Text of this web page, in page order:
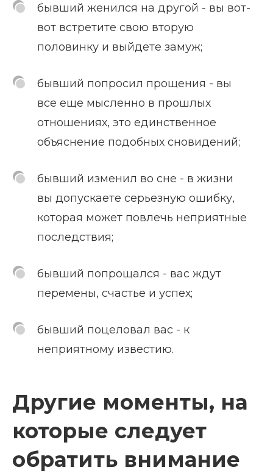
бывший женился на другой - вы вот-
вот встретите свою вторую
половинку и выйдете замуж;
бывший попросил прощения - вы
все еще мысленно в прошлых
отношениях, это единственное
объяснение подобных сновидений;
бывший изменил во сне - в жизни
вы допускаете серьезную ошибку,
которая может повлечь неприятные
последствия;
бывший попрощался - вас ждут
перемены, счастье и успех;
бывший поцеловал вас - к
неприятному известию.
Другие моменты, на
которые следует
обратить внимание